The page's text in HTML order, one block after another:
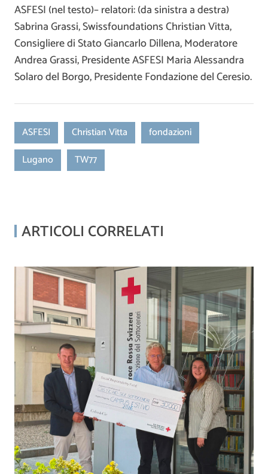
ASFESI (nel testo)– relatori: (da sinistra a destra)
Sabrina Grassi, Swissfoundations Christian Vitta,
Consigliere di Stato Giancarlo Dillena, Moderatore
Andrea Grassi, Presidente ASFESI Maria Alessandra
Solaro del Borgo, Presidente Fondazione del Ceresio.
ASFESI Christian Vitta
fondazioni
Lugano
TW77
ARTICOLI CORRELATI